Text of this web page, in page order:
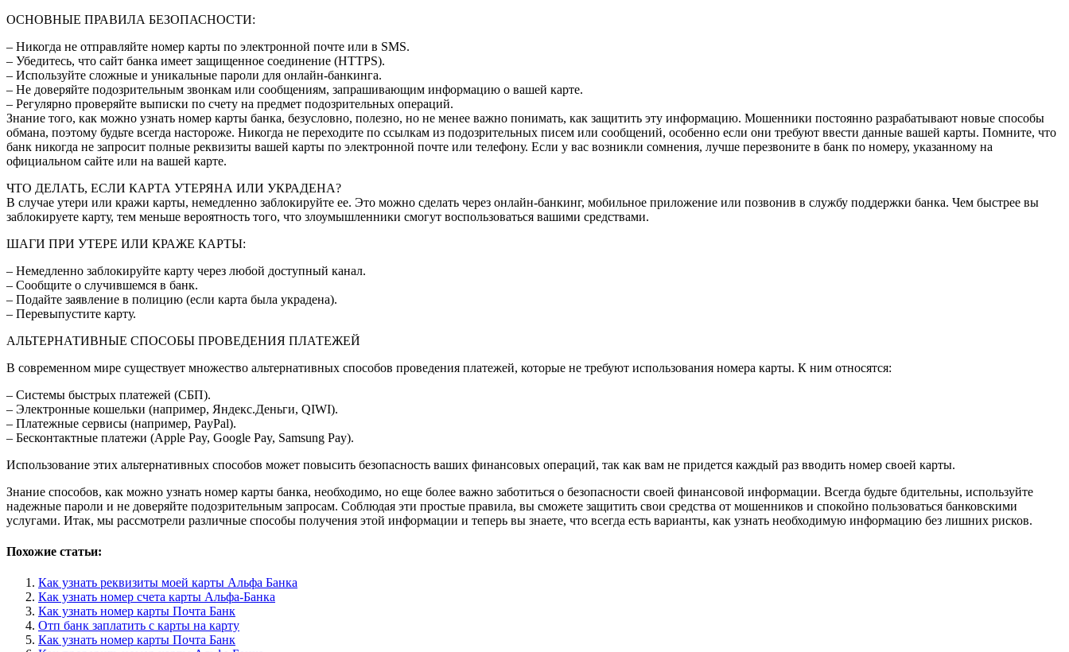
ОСНОВНЫЕ ПРАВИЛА БЕЗОПАСНОСТИ:
– Никогда не отправляйте номер карты по электронной почте или в SMS.
– Убедитесь, что сайт банка имеет защищенное соединение (HTTPS).
– Используйте сложные и уникальные пароли для онлайн-банкинга.
– Не доверяйте подозрительным звонкам или сообщениям, запрашивающим информацию о вашей карте.
– Регулярно проверяйте выписки по счету на предмет подозрительных операций.
Знание того, как можно узнать номер карты банка, безусловно, полезно, но не менее важно понимать, как защитить эту информацию. Мошенники постоянно разрабатывают новые способы
обмана, поэтому будьте всегда настороже. Никогда не переходите по ссылкам из подозрительных писем или сообщений, особенно если они требуют ввести данные вашей карты. Помните, что
банк никогда не запросит полные реквизиты вашей карты по электронной почте или телефону. Если у вас возникли сомнения, лучше перезвоните в банк по номеру, указанному на
официальном сайте или на вашей карте.
ЧТО ДЕЛАТЬ, ЕСЛИ КАРТА УТЕРЯНА ИЛИ УКРАДЕНА?
В случае утери или кражи карты, немедленно заблокируйте ее. Это можно сделать через онлайн-банкинг, мобильное приложение или позвонив в службу поддержки банка. Чем быстрее вы
заблокируете карту, тем меньше вероятность того, что злоумышленники смогут воспользоваться вашими средствами.
ШАГИ ПРИ УТЕРЕ ИЛИ КРАЖЕ КАРТЫ:
– Немедленно заблокируйте карту через любой доступный канал.
– Сообщите о случившемся в банк.
– Подайте заявление в полицию (если карта была украдена).
– Перевыпустите карту.
АЛЬТЕРНАТИВНЫЕ СПОСОБЫ ПРОВЕДЕНИЯ ПЛАТЕЖЕЙ
В современном мире существует множество альтернативных способов проведения платежей, которые не требуют использования номера карты. К ним относятся:
– Системы быстрых платежей (СБП).
– Электронные кошельки (например, Яндекс.Деньги, QIWI).
– Платежные сервисы (например, PayPal).
– Бесконтактные платежи (Apple Pay, Google Pay, Samsung Pay).
Использование этих альтернативных способов может повысить безопасность ваших финансовых операций, так как вам не придется каждый раз вводить номер своей карты.
Знание способов, как можно узнать номер карты банка, необходимо, но еще более важно заботиться о безопасности своей финансовой информации. Всегда будьте бдительны, используйте
надежные пароли и не доверяйте подозрительным запросам. Соблюдая эти простые правила, вы сможете защитить свои средства от мошенников и спокойно пользоваться банковскими
услугами. Итак, мы рассмотрели различные способы получения этой информации и теперь вы знаете, что всегда есть варианты, как узнать необходимую информацию без лишних рисков.
Похожие статьи:
Как узнать реквизиты моей карты Альфа Банка
Как узнать номер счета карты Альфа-Банка
Как узнать номер карты Почта Банк
Отп банк заплатить с карты на карту
Как узнать номер карты Почта Банк